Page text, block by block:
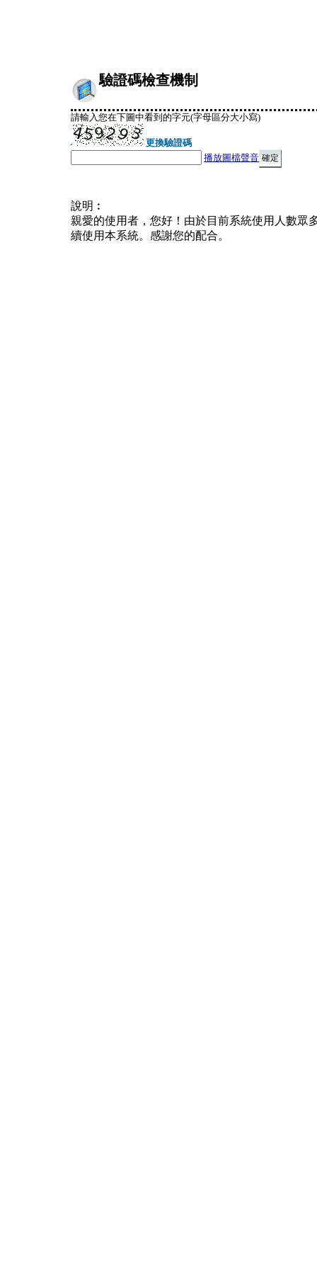
驗證碼檢查機制
請輸入您在下圖中看到的字元(字母區分大小寫)
更換驗證碼
播放圖檔聲音
說明︰
親愛的使用者，您好！由於目前系統使用人數眾
續使用本系統。感謝您的配合。